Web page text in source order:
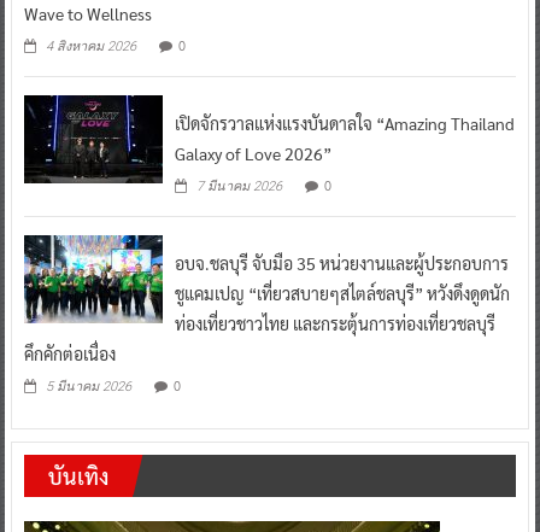
Wave to Wellness
4 สิงหาคม 2026 0
เปิดจักรวาลแห่งแรงบันดาลใจ “Amazing Thailand
Galaxy of Love 2026”
7 มีนาคม 2026 0
อบจ.ชลบุรี จับมือ 35 หน่วยงานและผู้ประกอบการ
ชูแคมเปญ “เที่ยวสบายๆสไตล์ชลบุรี” หวังดึงดูดนัก
ท่องเที่ยวชาวไทย และกระตุ้นการท่องเที่ยวชลบุรี
คึกคักต่อเนื่อง
5 มีนาคม 2026 0
บันเทิง